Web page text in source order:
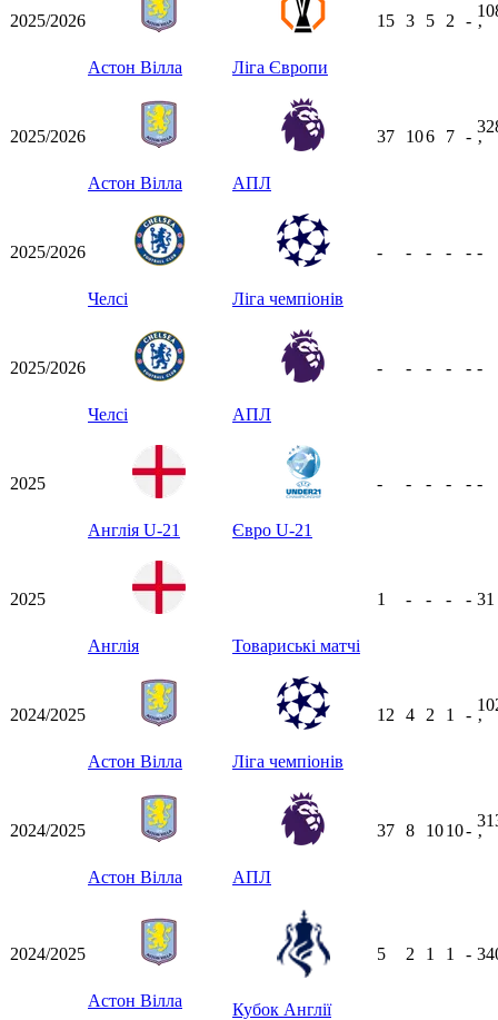
2025/2026
Астон Вілла Ліга Європи
15 3 5 2 -
ʼ
2025/2026
Астон Вілла АПЛ
37 106 7 -
ʼ
2025/2026
Челсі Ліга чемпіонів
- - - - - -
2025/2026
Челсі АПЛ
- - - - - -
2025
Англія U-21 Євро U-21
- - - - - -
2025
Англія Товариські матчі
1 - - - - 31
2024/2025
Астон Вілла Ліга чемпіонів
12 4 2 1 -
ʼ
2024/2025
Астон Вілла АПЛ
37 8 1010-
ʼ
2024/2025
Астон Вілла Кубок Англії
5 2 1 1 -